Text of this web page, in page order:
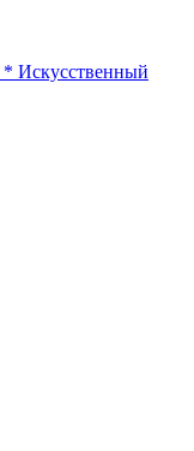
* Искусственный